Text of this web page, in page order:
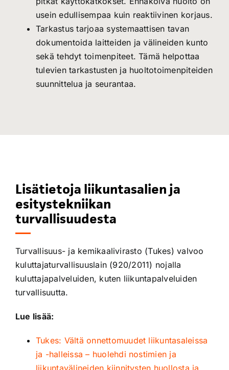
usein edullisempaa kuin reaktiivinen korjaus.
Tarkastus tarjoaa systemaattisen tavan
dokumentoida laitteiden ja välineiden kunto
sekä tehdyt toimenpiteet. Tämä helpottaa
tulevien tarkastusten ja huoltotoimenpiteiden
suunnittelua ja seurantaa.
Lisätietoja liikuntasalien ja
esitystekniikan
turvallisuudesta
Turvallisuus- ja kemikaalivirasto (Tukes) valvoo
kuluttajaturvallisuuslain (920/2011) nojalla
kuluttajapalveluiden, kuten liikuntapalveluiden
turvallisuutta.
Lue lisää:
Tukes: Vältä onnettomuudet liikuntasaleissa
ja -halleissa – huolehdi nostimien ja